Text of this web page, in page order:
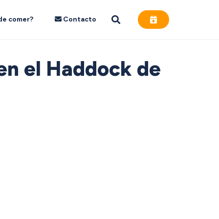
comer? Contacto
el Haddock de